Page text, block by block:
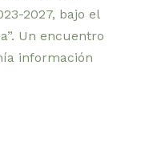
2027, bajo el
Un encuentro
información